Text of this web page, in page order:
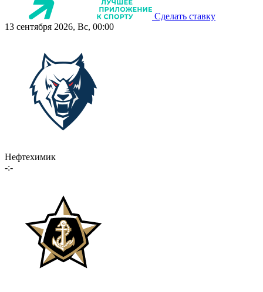
Сделать ставку
13 сентября 2026, Вс, 00:00
Нефтехимик
-:-